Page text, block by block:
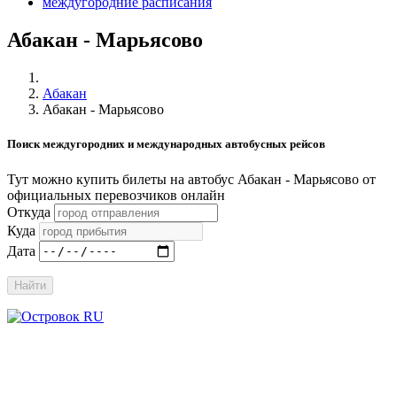
Абакан - Марьясово
Абакан
Абакан - Марьясово
Поиск междугородних и международных автобусных рейсов
Тут можно купить билеты на автобус Абакан - Марьясово от
официальных перевозчиков онлайн
Откуда
Куда
Дата
Найти